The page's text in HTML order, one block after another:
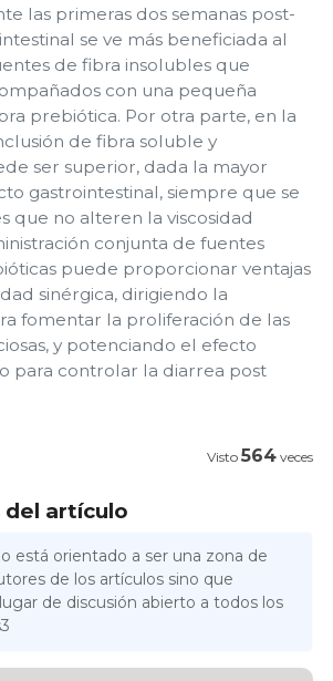
las primeras dos semanas post-
se ve más beneficiada al
de fibra insolubles que
con una pequeña
prebiótica. Por otra parte, en la
de fibra soluble y
ser superior, dada la mayor
gastrointestinal, siempre que se
que no alteren la viscosidad
conjunta de fuentes
puede proporcionar ventajas
sinérgica, dirigiendo la
fomentar la proliferación de las
y potenciando el efecto
para controlar la diarrea post
Visto 564 veces
artículo
está orientado a ser una zona de
de los artículos sino que
de discusión abierto a todos los